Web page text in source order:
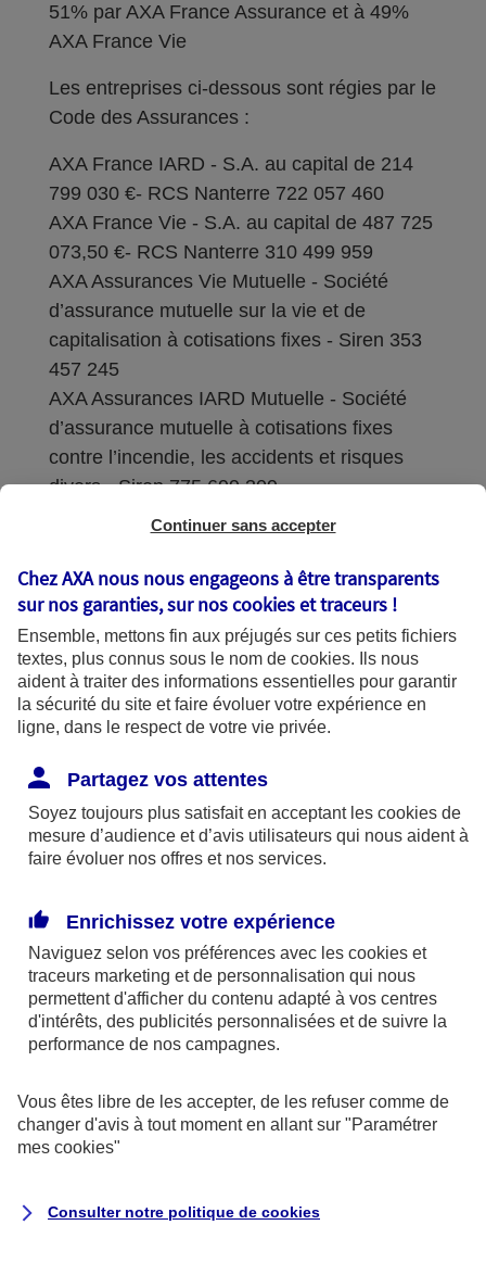
51% par AXA France Assurance et à 49%
AXA France Vie
Les entreprises ci-dessous sont régies par le
Code des Assurances :
AXA France IARD - S.A. au capital de 214
799 030 €- RCS Nanterre 722 057 460
AXA France Vie - S.A. au capital de 487 725
073,50 €- RCS Nanterre 310 499 959
AXA Assurances Vie Mutuelle - Société
d’assurance mutuelle sur la vie et de
capitalisation à cotisations fixes - Siren 353
457 245
AXA Assurances IARD Mutuelle - Société
d’assurance mutuelle à cotisations fixes
contre l’incendie, les accidents et risques
divers - Siren 775 699 309
Sièges sociaux : 313 Terrasses de l’Arche –
Coordonnées de l'Autorité de contrôle
prudentiel et de résolution (ACPR) : - 4
Place de Budapest - CS 92459 - 75436
Paris Cedex 09. Le détail des procédures de
recours et de réclamation et les
disponibles sur le site axa.fr.
AXA France IARD et AXA France Vie sont
mandataires exclusifs en opérations de
246 et n°13 005 764 (consultable
surwww.orias.fr)
AXA Assistance France Assurances,
S.A au capital de 51 429 430,40 €,
Siège social :
8-10, rue Paul Vaillant Couturier
Continuer sans accepter
Chez AXA nous nous engageons à être transparents
sur nos garanties, sur noscookies et traceurs !
Ensemble, mettons fin aux préjugés sur ces petits fichiers
textes, plus connus sous le nom de cookies. Ils nous
aident à traiter des informations essentielles pour garantir
la sécurité du site et faire évoluer votre expérience en
ligne, dans le respect de votre vie privée.
Partagez vos attentes
Soyez toujours plus satisfait en acceptant les cookies de
mesure d’audience et d’avis utilisateurs qui nous aident à
faire évoluer nos offres et nos services.
Enrichissez votre expérience
Naviguez selon vos préférences avec les cookies et
traceurs marketing et de personnalisation qui nous
permettent d'afficher du contenu adapté à vos centres
d'intérêts, des publicités personnalisées et de suivre la
performance de nos campagnes.
Vous êtes libre de les accepter, de les refuser comme de
changer d'avis à tout moment en allant sur "Paramétrer
mes cookies"
Consulter notre politique de cookies